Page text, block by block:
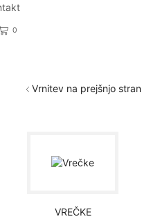
0
Vrnitev na prejšnjo stran
VREČKE